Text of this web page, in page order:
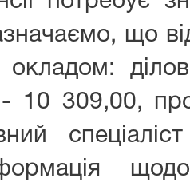
що
окладом:
10 309,00,